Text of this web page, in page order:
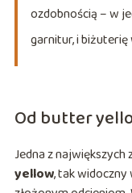
ozdobnością – w
garnitur, i
Od butter
Jedna z
yellow, tak